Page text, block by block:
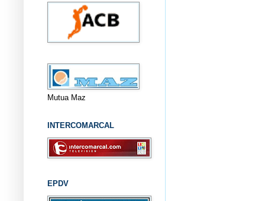
Mutua Maz
INTERCOMARCAL
EPDV